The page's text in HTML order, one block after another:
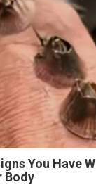
You Have
Body